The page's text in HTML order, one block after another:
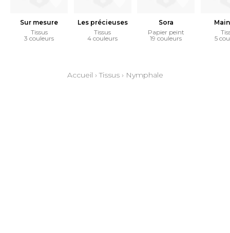
Sur mesure
Tissus
3 couleurs
Les précieuses
Tissus
4 couleurs
Sora
Papier peint
19 couleurs
5
Accueil ›Tissus› Nymphale